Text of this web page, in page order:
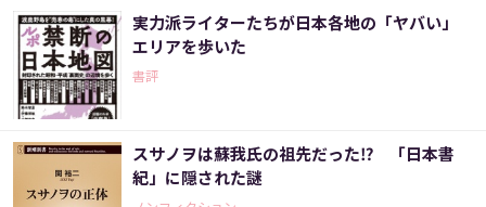
実力派ライターたちが日本各地の「ヤバい」
エリアを歩いた
書評
スサノヲは蘇我氏の祖先だった⁉ 「日本書
紀」に隠された謎